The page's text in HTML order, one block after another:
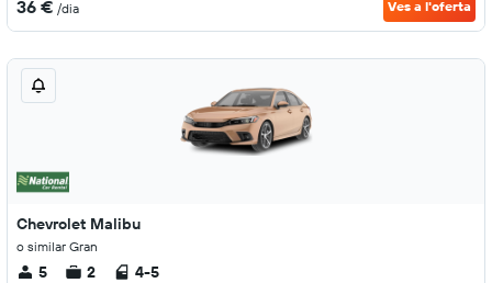
36 € /dia Ves a l'oferta
Chevrolet Malibu
o similar Gran
5 2 4-5